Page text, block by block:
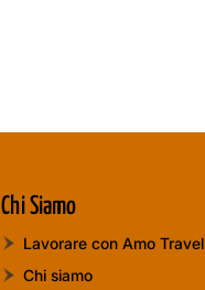
Chi Siamo
Lavorare con Amo Travel
Chi siamo